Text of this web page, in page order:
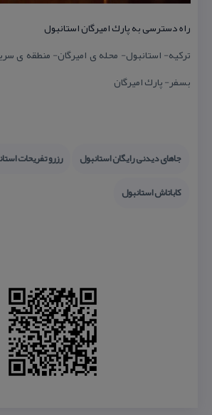
راه دسترسی به پارك امیرگان استانبول
تركیه- استانبول- محله ی امیرگان- منطقه ی
بسفر- پارك امیرگان
جاهای دیدنی رایگان استانبول
رزرو تفریحات
كاباتاش استانبول